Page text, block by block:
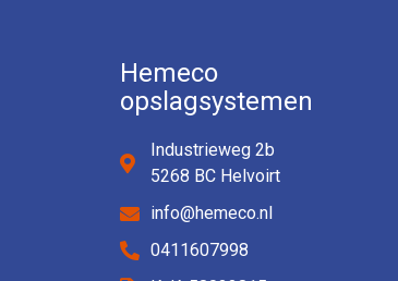
Hemeco
opslagsystemen
Industrieweg 2b
5268 BC Helvoirt
info@hemeco.nl
0411607998